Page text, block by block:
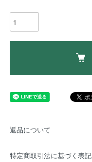
返品について
特定商取引法に基づく表記